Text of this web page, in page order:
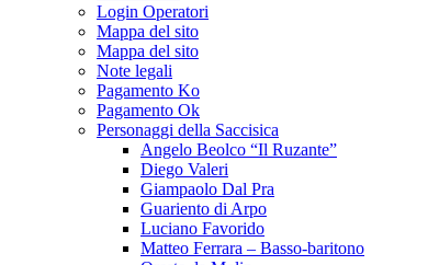
Login Operatori
Mappa del sito
Mappa del sito
Note legali
Pagamento Ko
Pagamento Ok
Personaggi della Saccisica
Angelo Beolco “Il Ruzante”
Diego Valeri
Giampaolo Dal Pra
Guariento di Arpo
Luciano Favorido
Matteo Ferrara – Basso-baritono